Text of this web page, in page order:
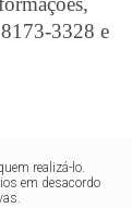
3328 e
realizá-lo.
em desacordo